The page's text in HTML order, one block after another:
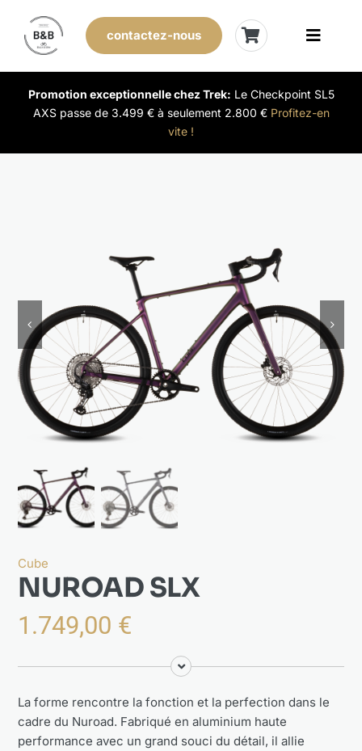
content
Toggle
Vélos de stock
Évènements
Actualités
À propos
contactez-nous
Promotion exceptionnelle chez Trek: Le Checkpoint SL5
AXS passe de 3.499 € à seulement 2.800 € Profitez-en
vite !
Cube
NUROAD SLX
1.749,00 €
La forme rencontre la fonction et la perfection dans le
cadre du Nuroad. Fabriqué en aluminium haute
performance avec un grand souci du détail, il allie